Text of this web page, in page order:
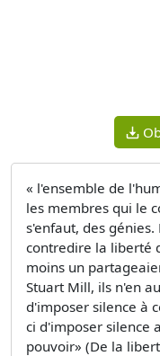
« l'ensemble de
les membres qui le
s'enfaut, des
contredire la liberté
moins un
Stuart Mill, ils n'en
d'imposer silence à
ci d'imposer silence
pouvoir» (De la